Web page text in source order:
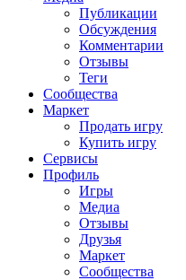
Публикации
Обсуждения
Комментарии
Отзывы
Теги
Сообщества
Маркет
Продать игру
Купить игру
Сервисы
Профиль
Игры
Медиа
Отзывы
Друзья
Маркет
Сообщества